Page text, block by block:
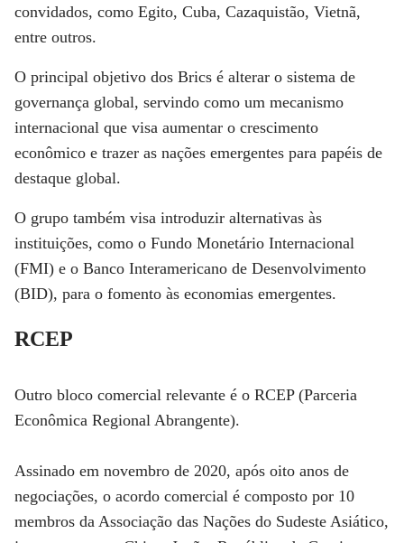
convidados, como Egito, Cuba, Cazaquistão, Vietnã,
entre outros.
O principal objetivo dos Brics é alterar o sistema de
governança global, servindo como um mecanismo
internacional que visa aumentar o crescimento
econômico e trazer as nações emergentes para papéis de
destaque global.
O grupo também visa introduzir alternativas às
instituições, como o Fundo Monetário Internacional
(FMI) e o Banco Interamericano de Desenvolvimento
(BID), para o fomento às economias emergentes.
RCEP
Outro bloco comercial relevante é o RCEP (Parceria
Econômica Regional Abrangente).
Assinado em novembro de 2020, após oito anos de
negociações, o acordo comercial é composto por 10
membros da Associação das Nações do Sudeste Asiático,